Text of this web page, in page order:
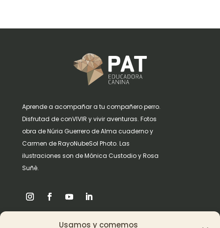
Usamos y comemos
Aprende a acompañar a tu compañero perro.
Disfrutad de conVIVIR y vivir aventuras. Fotos
obra de Núria Guerrero de Alma cuaderno y
Carmen de RayoNubeSol Photo. Las
ilustraciones son de Mónica Custodio y Rosa
Suñè.